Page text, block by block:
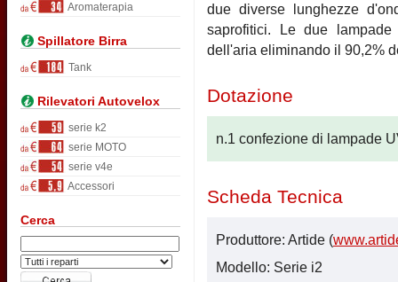
Aromaterapia
Spillatore Birra
Tank
Rilevatori Autovelox
serie k2
serie MOTO
serie v4e
Accessori
Cerca
due diverse lunghezze
saprofitici. Le due
dell'aria eliminando il 90,2%
Dotazione
n.1 confezione di lampade
Scheda Tecnica
Produttore: Artide (
Modello: Serie i2